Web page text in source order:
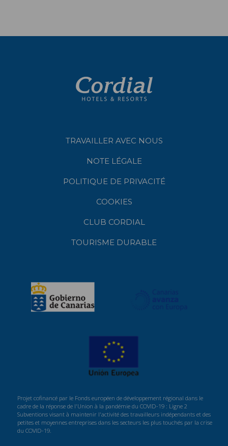
TRAVAILLER AVEC NOUS
NOTE LÉGALE
POLITIQUE DE PRIVACITÉ
COOKIES
CLUB CORDIAL
TOURISME DURABLE
Projet cofinancé par le Fonds européen de développement régional dans le
cadre de la réponse de l'Union à la pandémie du COVID-19 : Ligne 2
Subventions visant à maintenir l'activité des travailleurs indépendants et des
petites et moyennes entreprises dans les secteurs les plus touchés par la crise
du COVID-19.